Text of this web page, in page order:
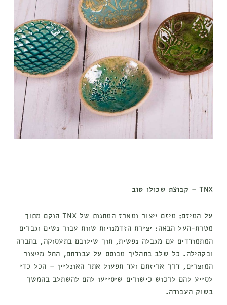
TNX – קבוצת שכולו טוב
על המיזם:
מיזם ייצור ומארז המתנות של TNX הוקם מתוך
מטרת-העל הבאה: יצירת הזדמנויות שוות עבור נשים וגברים
המתמודדים עם מגבלה נפשית, תוך שילובם בתעסוקה, בחברה
ובקהילה. כל שלב בתהליך מבוסס על עבודתם, החל מייצור
המוצרים, דרך אריזתם ועד תפעול אתר האונליין – הכל כדי
לסייע להם לרכוש כישורים שיסייעו להם להשתלב בהמשך
בשוק העבודה.